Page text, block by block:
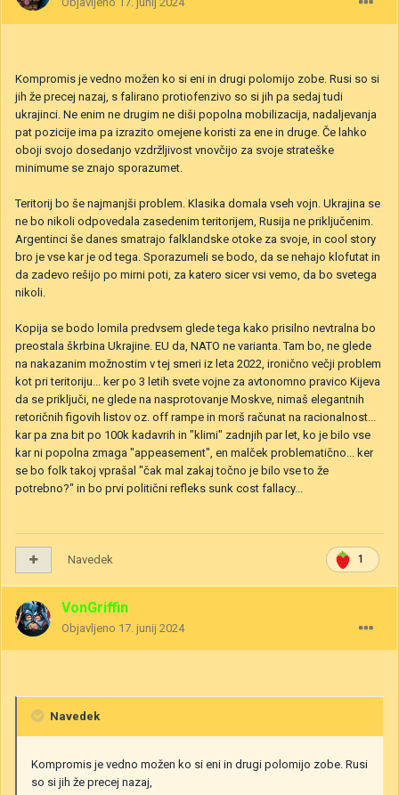
Kompromis je vedno možen ko si eni in drugi polomijo zobe. Rusi so si
jih že precej nazaj, s falirano protiofenzivo so si jih pa sedaj tudi
ukrajinci. Ne enim ne drugim ne diši popolna mobilizacija, nadaljevanja
pat pozicije ima pa izrazito omejene koristi za ene in druge. Če lahko
oboji svojo dosedanjo vzdržljivost vnovčijo za svoje strateške
minimume se znajo sporazumet.
Teritorij bo še najmanjši problem. Klasika domala vseh vojn. Ukrajina se
ne bo nikoli odpovedala zasedenim teritorijem, Rusija ne priključenim.
Argentinci še danes smatrajo falklandske otoke za svoje, in cool story
bro je vse kar je od tega. Sporazumeli se bodo, da se nehajo klofutat in
da zadevo rešijo po mirni poti, za katero sicer vsi vemo, da bo svetega
nikoli.
Kopija se bodo lomila predvsem glede tega kako prisilno nevtralna bo
preostala škrbina Ukrajine. EU da, NATO ne varianta. Tam bo, ne glede
na nakazanim možnostim v tej smeri iz leta 2022, ironično večji problem
kot pri teritoriju... ker po 3 letih svete vojne za avtonomno pravico Kijeva
da se priključi, ne glede na nasprotovanje Moskve, nimaš elegantnih
retoričnih figovih listov oz. off rampe in morš računat na racionalnost...
kar pa zna bit po 100k kadavrih in "klimi" zadnjih par let, ko je bilo vse
kar ni popolna zmaga "appeasement", en malček problematično... ker
se bo folk takoj vprašal "čak mal zakaj točno je bilo vse to že
potrebno?" in bo prvi politični refleks sunk cost fallacy...
1
Navedek
VonGriffin
Objavljeno 17. junij 2024
Navedek
Kompromis je vedno možen ko si eni in drugi polomijo zobe. Rusi
so si jih že precej nazaj,